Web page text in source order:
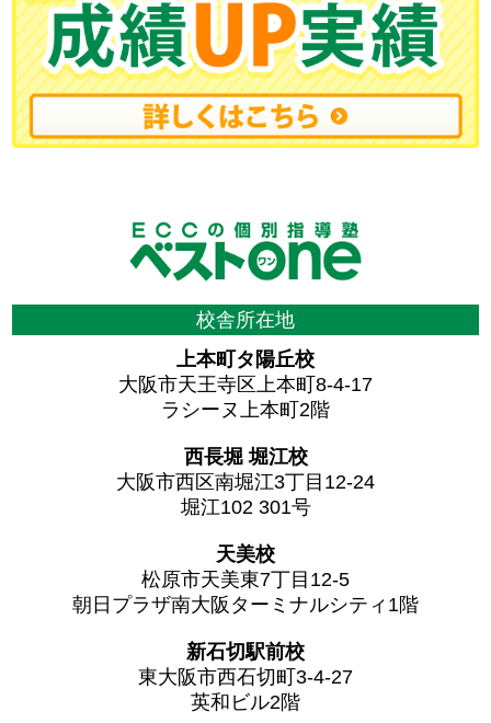
校舎所在地
上本町タ陽丘校
大阪市天王寺区上本町8-4-17
ラシーヌ上本町2階
西長堀 堀江校
大阪市西区南堀江3丁目12-24
堀江102 301号
天美校
松原市天美東7丁目12-5
朝日プラザ南大阪ターミナルシティ1階
新石切駅前校
東大阪市西石切町3-4-27
英和ビル2階